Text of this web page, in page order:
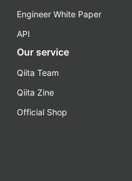
Engineer White Paper
API
Our service
Qiita Team
Qiita Zine
Official Shop